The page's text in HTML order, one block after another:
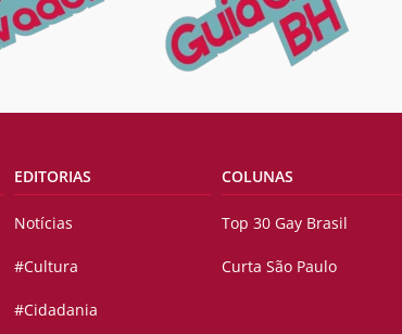
EDITORIAS
Notícias
#Cultura
#Cidadania
COLUNAS
Top 30 Gay Brasil
Curta São Paulo